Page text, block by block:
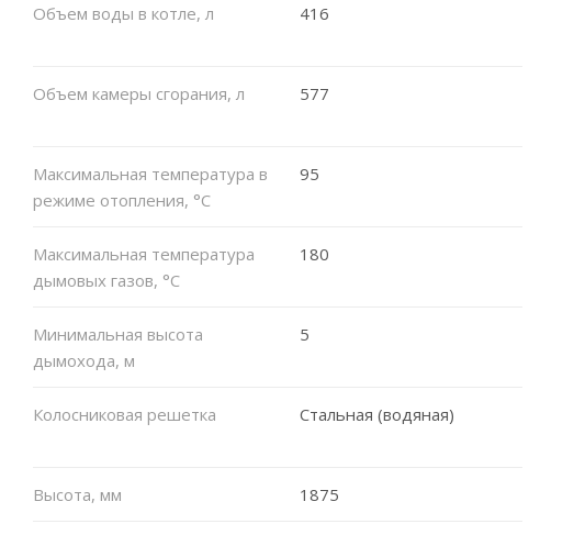
Объем воды в котле, л 416
Объем камеры сгорания, л 577
Максимальная температура в
режиме отопления, °C
95
Максимальная температура
дымовых газов, °C
180
Минимальная высота
дымохода, м
5
Колосниковая решетка Стальная (водяная)
Высота, мм 1875